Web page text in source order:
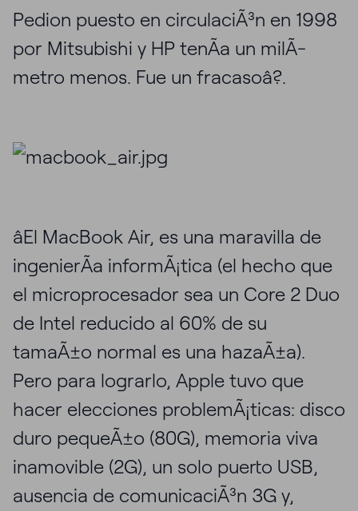
Pedion puesto en circulaciÃ³n en 1998
por Mitsubishi y HP tenÃ­a un milÃ­
metro menos. Fue un fracasoâ?.
âEl MacBook Air, es una maravilla de
ingenierÃ­a informÃ¡tica (el hecho que
el microprocesador sea un Core 2 Duo
de Intel reducido al 60% de su
tamaÃ±o normal es una hazaÃ±a).
Pero para lograrlo, Apple tuvo que
hacer elecciones problemÃ¡ticas: disco
duro pequeÃ±o (80G), memoria viva
inamovible (2G), un solo puerto USB,
ausencia de comunicaciÃ³n 3G y,